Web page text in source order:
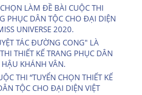
LÀM ĐỀ BÀI CUỘC THI
PHỤC DÂN TỘC CHO ĐẠI DIỆN
UNIVERSE 2020.
TÁC ĐƯỜNG CONG" LÀ
THIẾT KẾ TRANG PHỤC DÂN
KHÁNH VÂN.
THI “TUYỂN CHỌN THIẾT KẾ
TỘC CHO ĐẠI DIỆN VIỆT